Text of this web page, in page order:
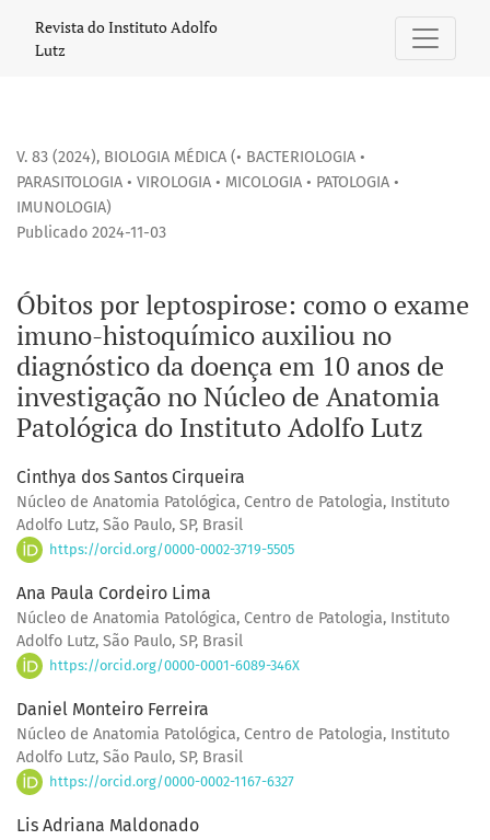
Óbitos por leptospirose: como o exame imuno-
Revista do Instituto Adolfo
Lutz
V. 83 (2024), BIOLOGIA MÉDICA (• BACTERIOLOGIA •
PARASITOLOGIA • VIROLOGIA • MICOLOGIA • PATOLOGIA •
IMUNOLOGIA)
Óbitos por leptospirose: como o exame
imuno-histoquímico auxiliou no
diagnóstico da doença em 10 anos de
investigação no Núcleo de Anatomia
Patológica do Instituto Adolfo Lutz
Publicado 2024-11-03
Cinthya dos Santos Cirqueira
Núcleo de Anatomia Patológica, Centro de Patologia, Instituto
Adolfo Lutz, São Paulo, SP, Brasil
https://orcid.org/0000-0002-3719-5505
Ana Paula Cordeiro Lima
Núcleo de Anatomia Patológica, Centro de Patologia, Instituto
Adolfo Lutz, São Paulo, SP, Brasil
https://orcid.org/0000-0001-6089-346X
Daniel Monteiro Ferreira
Núcleo de Anatomia Patológica, Centro de Patologia, Instituto
Adolfo Lutz, São Paulo, SP, Brasil
https://orcid.org/0000-0002-1167-6327
Lis Adriana Maldonado